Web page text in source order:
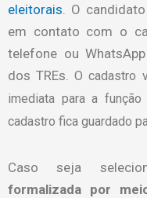
eleitorais . O
em contato com o
telefone ou
dos TREs.O cadastro
imediata para a
cadastro fica guardado
Caso seja
formalizada por